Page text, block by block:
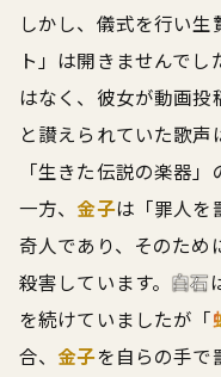
しかし、儀式を行い
ト」は開きませんでし
はなく、彼女が動画投
と讃えられていた歌声
「生きた伝説の楽器
一方、 金子は「罪人を
奇人であり、そのため
殺害しています。 白石
を続けていましたが「
合、 金子を自らの手で